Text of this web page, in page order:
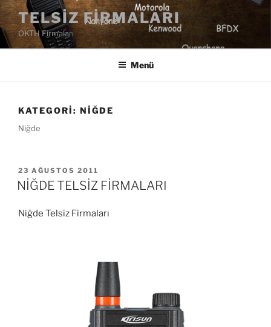
İçeriğe
geç TELSIZ FIRMALARI
OKTH Firmaları
Menü
KATEGORI: NIĞDE
Niğde
YAYIM
TARIHI
23 AĞUSTOS 2011
NİĞDE TELSİZ FİRMALARI
Niğde Telsiz Firmaları